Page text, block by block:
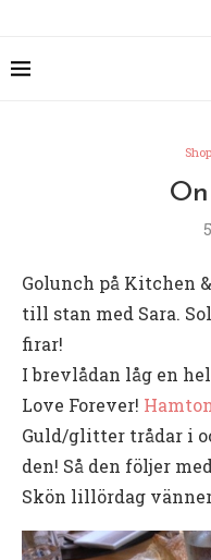
Golunch på Kitchen
till stan med Sara.
firar!
I brevlådan låg en
Love Forever!
Guld/glitter trådar i
den! Så den följer
Skön lillördag